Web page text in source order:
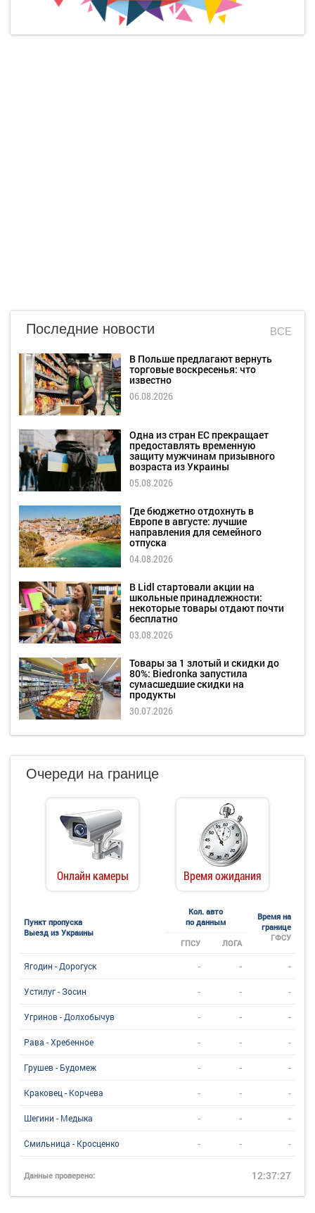
Последние новости ВСЕ
В Польше предлагают вернуть
торговые воскресенья: что
известно
06.08.2026
Одна из стран ЕС прекращает
предоставлять временную
защиту мужчинам призывного
возраста из Украины
05.08.2026
Где бюджетно отдохнуть в
Европе в августе: лучшие
направления для семейного
отпуска
04.08.2026
В Lidl стартовали акции на
школьные принадлежности:
некоторые товары отдают почти
бесплатно
03.08.2026
Товары за 1 злотый и скидки до
80%: Biedronka запустила
сумасшедшие скидки на
продукты
30.07.2026
Очереди на границе
Онлайн камеры Время ожидания
Пункт пропуска
Выезд из Украины
Кол. авто
по данным
Время на
границе
ГФСУ
ГПСУ ЛОГА
Ягодин - Дорогуск - - -
Устилуг - Зосин - - -
Угринов - Долхобычув - - -
Рава - Хребенное - - -
Грушев - Будомеж - - -
Краковец - Корчева - - -
Шегини - Медыка - - -
Смильница - Кросценко - - -
Данные проверено: 12:37:27